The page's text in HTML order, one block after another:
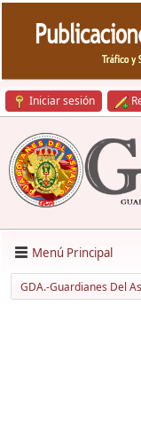
Iniciar sesión
Menú Principal
GDA.-Guardianes Del